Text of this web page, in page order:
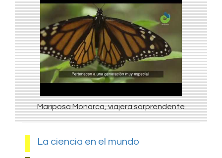
Mariposa Monarca, viajera sorprendente
La ciencia en el mundo